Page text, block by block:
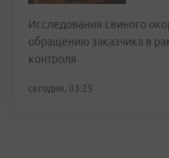
Исследования свиного
обращению заказчика в
контроля
сегодня, 03:25